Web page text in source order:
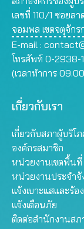
เลขที่ 110/1 ซอยล
จอมพล เขตจตุจัก
E-mail :
โทรศัพท์ 0-2938-
(เวลาทำการ
เกี่ยวกับเรา
เกี่ยวกับสภาผู้บริโภ
องค์กรสมาชิก
หน่วยงานเขตพื้นที่
หน่วยงานประจำจั
แจ้งเบาะแสและร้อ
แจ้งเตือนภัย
ติดต่อสำนักงานสภ